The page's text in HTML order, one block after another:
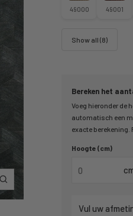
Inzoomen
Bereken het
Voeg hieronder de
automatisch een
exacte berekening.
Hoogte (cm)
Vul uw
49000 49001
Show all (8)